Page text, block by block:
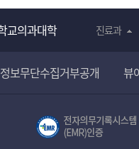
교의과대학 진료과
정보무단수집거부공개 뷰